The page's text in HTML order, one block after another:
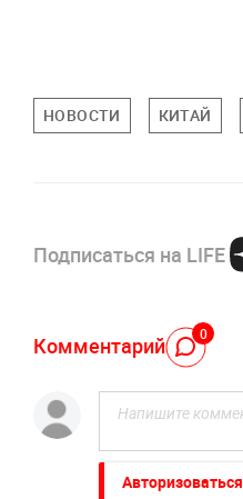
НОВОСТИ КИТАЙ
Подписаться на LIFE
Комментарий 0
Авторизоваться